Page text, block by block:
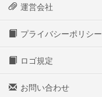
運営会社
プライバシーポリシー
ロゴ規定
お問い合わせ